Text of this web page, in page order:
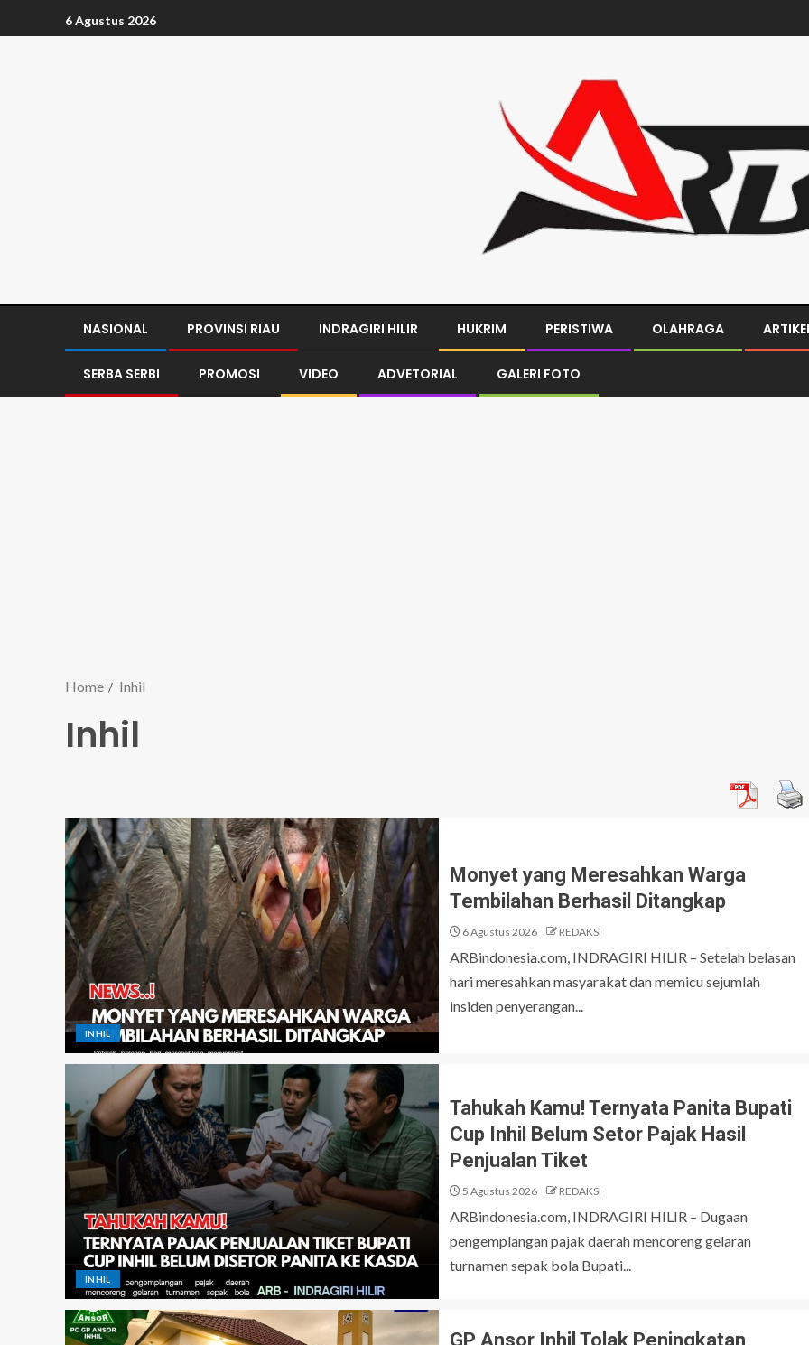
6 Agustus 2026
NASIONAL PROVINSI RIAU INDRAGIRI HILIR HUKRIM PERISTIWA OLAHRAGA
SERBA SERBI PROMOSI VIDEO ADVETORIAL GALERI FOTO
Home Inhil
Inhil
INHIL
Monyet yang Meresahkan Warga
Tembilahan Berhasil Ditangkap
6 Agustus 2026 REDAKSI
ARBindonesia.com, INDRAGIRI HILIR – Setelah belasan
hari meresahkan masyarakat dan memicu sejumlah
insiden penyerangan...
INHIL
Tahukah Kamu! Ternyata Panita Bupati
Cup Inhil Belum Setor Pajak Hasil
Penjualan Tiket
5 Agustus 2026 REDAKSI
ARBindonesia.com, INDRAGIRI HILIR – Dugaan
pengemplangan pajak daerah mencoreng gelaran
turnamen sepak bola Bupati...
GP Ansor Inhil Tolak Peningkatan
dalam Kurikulum
ARTIKEL
Menatap Asa Dibalik Angka: Jika APBD Inhil
Tetap Stagnan Butuh Berapa Periode Demi
Orang Jujur Tidak Butuh Pembelaan Setelah